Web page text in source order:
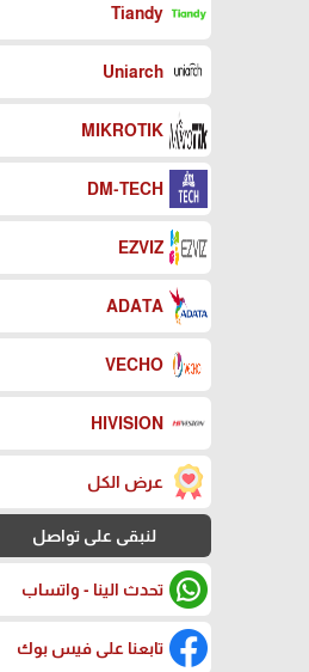
Tiandy
Uniarch
MIKROTIK
DM-TECH
EZVIZ
ADATA
VECHO
HIVISION
عرض الكل
لنبقى على تواصل
تحدث الينا - واتساب
تابعنا على فيس بوك